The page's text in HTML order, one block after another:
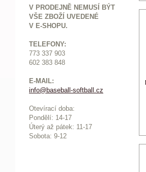
V PRODEJNĚ NEMUSÍ BÝT
VŠE ZBOŽÍ UVEDENÉ
V E-SHOPU.
TELEFONY:
773 337 903
602 383 848
E-MAIL:
info@baseball-softball.cz
Otevírací doba:
Pondělí: 14-17
Úterý až pátek: 11-17
Sobota: 9-12